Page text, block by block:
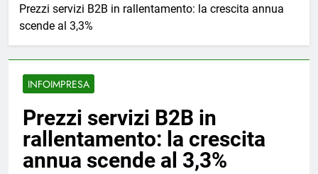
Prezzi servizi B2B in rallentamento: la crescita annua
scende al 3,3%
INFOIMPRESA
Prezzi servizi B2B in
rallentamento: la crescita
annua scende al 3,3%